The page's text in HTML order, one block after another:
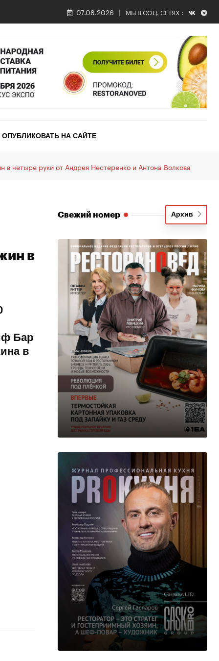
07.08.2026 МЫ В СОЦ. СЕТЯХ :
ОПУБЛИКОВАТЬ НА САЙТЕ
в четыре руки от Андрея Нестеренко и Антона Волкова
в
Бар
в
Свежий номер Архив